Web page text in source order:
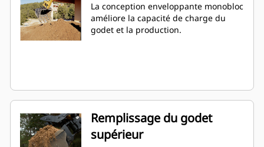
La conception enveloppante monobloc
améliore la capacité de charge du
godet et la production.
Remplissage du godet
supérieur